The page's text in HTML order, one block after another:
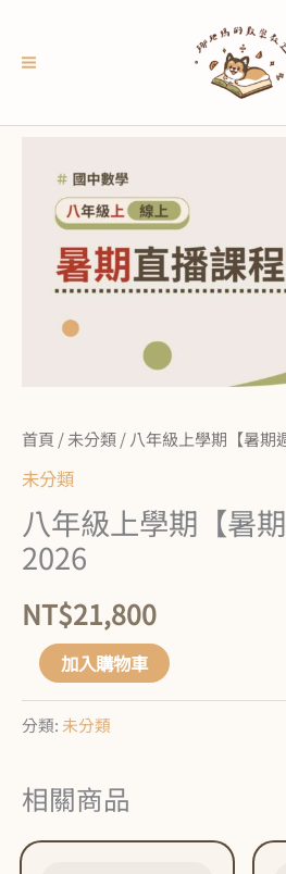
首頁 /未分類/ 八年級上學期【暑期
未分類
八年級上學期【暑期
2026
NT$21,800
四
班】
2026
數
量
加入購物車
分類: 未分類
相關商品